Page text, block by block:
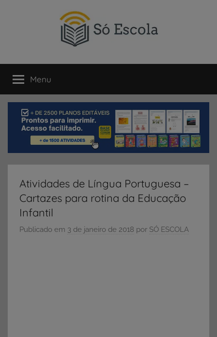
SÓ
ESCOLA
um
portal
direcionado
compartilhamento
dicas
ENEM
Vestibular,
Menu
Atividades de Língua Portuguesa –
Cartazes para rotina da Educação
Infantil
Publicado em 3 de janeiro de 2018 por SÓ ESCOLA